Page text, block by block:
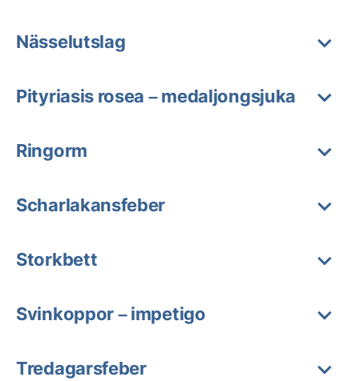
Nässelutslag
Pityriasis rosea – medaljongsjuka
Ringorm
Scharlakansfeber
Storkbett
Svinkoppor – impetigo
Tredagarsfeber